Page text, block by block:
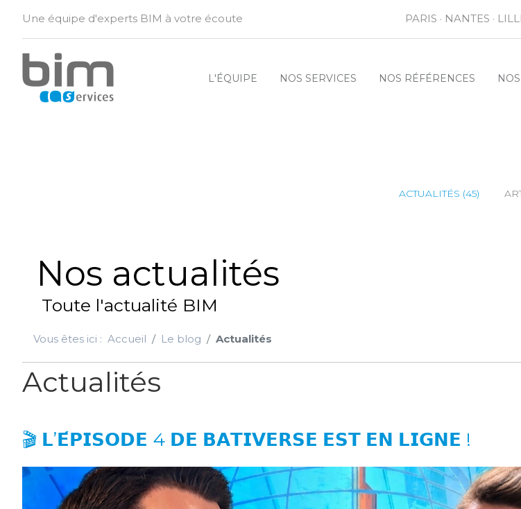
Une équipe d'experts BIM à votre écoute PARIS · NANTES ·
L'ÉQUIPE NOS SERVICES NOS RÉFÉRENCES
ACTUALITÉS (45)
Nos actualités
Toute l'actualité BIM
Vous êtes ici : Accueil Le blog Actualités
Actualités
🎬 𝗟’𝗘́𝗣𝗜𝗦𝗢𝗗𝗘 4 𝗗𝗘 𝗕𝗔𝗧𝗜𝗩𝗘𝗥𝗦𝗘 𝗘𝗦𝗧 𝗘𝗡 𝗟𝗜𝗚𝗡𝗘 !